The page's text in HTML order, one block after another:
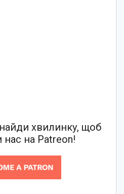
хвилинку, щоб
нас на Patreon!